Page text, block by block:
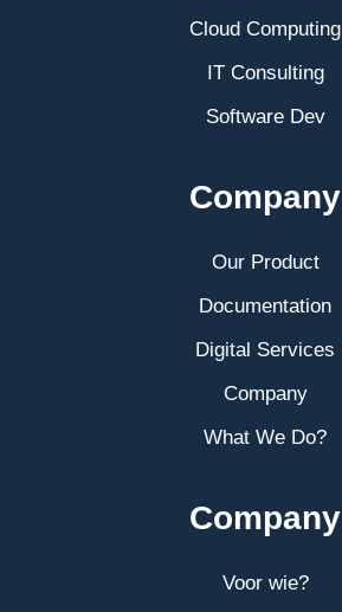
Cloud Computing
IT Consulting
Software Dev
Company
Our Product
Documentation
Digital Services
Company
What We Do?
Company
Voor wie?